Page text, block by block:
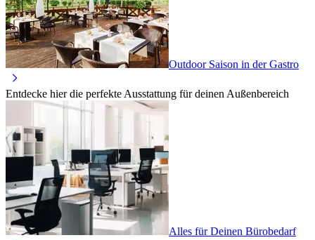
Outdoor Saison in der Gastro
Entdecke hier die perfekte Ausstattung für deinen Außenbereich
Alles für Deinen Bürobedarf